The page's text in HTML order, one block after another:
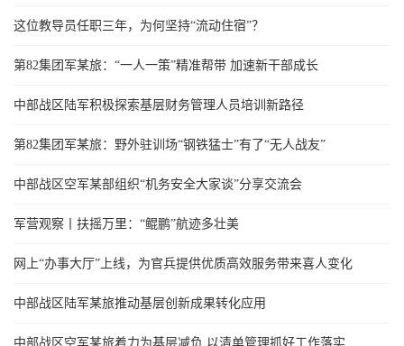
这位教导员任职三年，为何坚持“流动住宿”？
第82集团军某旅：“一人一策”精准帮带 加速新干部成长
中部战区陆军积极探索基层财务管理人员培训新路径
第82集团军某旅：野外驻训场“钢铁猛士”有了“无人战友”
中部战区空军某部组织“机务安全大家谈”分享交流会
军营观察丨扶摇万里：“鲲鹏”航迹多壮美
网上“办事大厅”上线，为官兵提供优质高效服务带来喜人变化
中部战区陆军某旅推动基层创新成果转化应用
中部战区空军某旅着力为基层减负 以清单管理抓好工作落实